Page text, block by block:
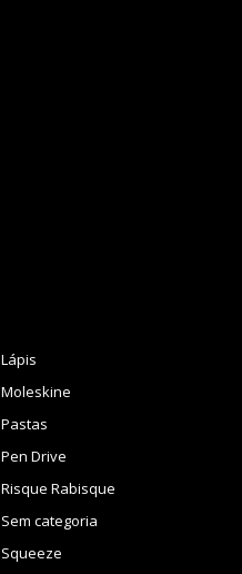
Lápis
Moleskine
Pastas
Pen Drive
Risque Rabisque
Sem categoria
Squeeze